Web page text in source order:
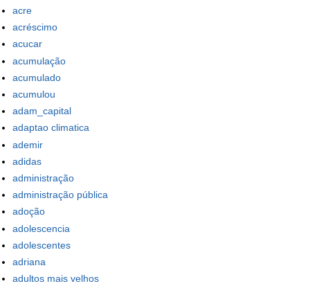
acre
acréscimo
acucar
acumulação
acumulado
acumulou
adam_capital
adaptao climatica
ademir
adidas
administração
administração pública
adoção
adolescencia
adolescentes
adriana
adultos mais velhos